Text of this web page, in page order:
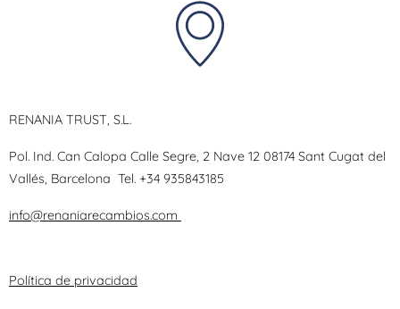
RENANIA TRUST, S.L.
Pol. Ind. Can Calopa Calle Segre, 2 Nave 12 08174 Sant Cugat del
Vallés, Barcelona Tel. +34 935843185
info@renaniarecambios.com
Política de privacidad